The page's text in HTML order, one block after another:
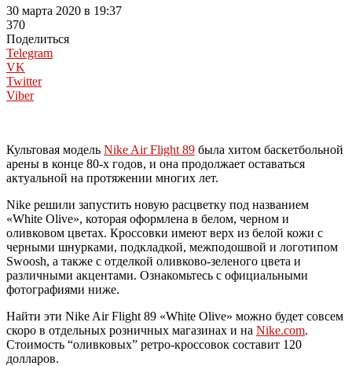
30 марта 2020 в 19:37
370
Поделиться
Telegram
VK
Twitter
Viber
Культовая модель Nike Air Flight 89 была хитом баскетбольной
арены в конце 80-х годов, и она продолжает оставаться
актуальной на протяжении многих лет.
Nike решили запустить новую расцветку под названием
«White Olive», которая оформлена в белом, черном и
оливковом цветах. Кроссовки имеют верх из белой кожи с
черными шнурками, подкладкой, межподошвой и логотипом
Swoosh, а также с отделкой оливково-зеленого цвета и
различными акцентами. Ознакомьтесь с официальными
фотографиями ниже.
Найти эти Nike Air Flight 89 «White Olive» можно будет совсем
скоро в отдельных розничных магазинах и на Nike.com.
Стоимость “оливковых” ретро-кроссовок составит 120
долларов.